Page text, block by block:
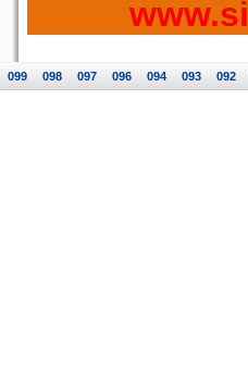
099 098 097 096 094 093 092